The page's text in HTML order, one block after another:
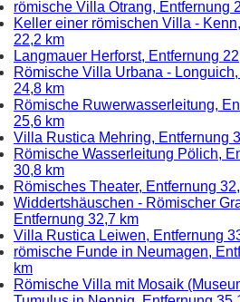
römische Villa Otrang, Entfernung
Keller einer römischen Villa -
22,2 km
Langmauer Herforst, Entfernung
Römische Villa Urbana -
24,8 km
Römische Ruwerwasserleitung,
25,6 km
Villa Rustica Mehring, Entfernung
Römische Wasserleitung Pölich,
30,8 km
Römisches Theater, Entfernung
Widdertshäuschen - Römischer
Entfernung 32,7 km
Villa Rustica Leiwen, Entfernung
römische Funde in Neumagen,
km
Römische Villa mit Mosaik